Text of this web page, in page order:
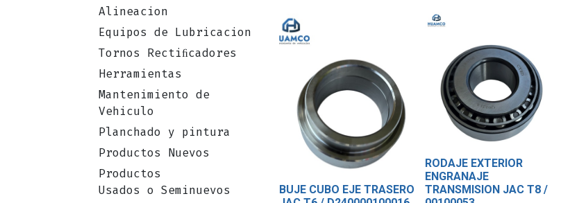
Alineacion
Equipos de Lubricacion
Tornos Rectiﬁcadores
Herramientas
Mantenimiento de
Vehiculo
Planchado y pintura
Productos Nuevos
Productos
Usados o Seminuevos
BUJE CUBO EJE TRASERO
RODAJE EXTERIOR
ENGRANAJE
TRANSMISION JAC T8 /